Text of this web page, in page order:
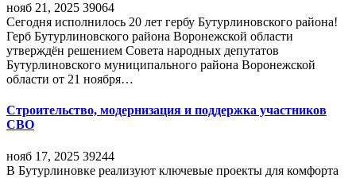
нояб 21, 2025 39064
Сегодня исполнилось 20 лет гербу Бутурлиновского района!
Герб Бутурлиновского района Воронежской области
утверждён решением Совета народных депутатов
Бутурлиновского муниципального района Воронежской
области от 21 ноября…
Строительство, модернизация и поддержка участников
СВО
нояб 17, 2025 39244
В Бутурлиновке реализуют ключевые проекты для комфорта